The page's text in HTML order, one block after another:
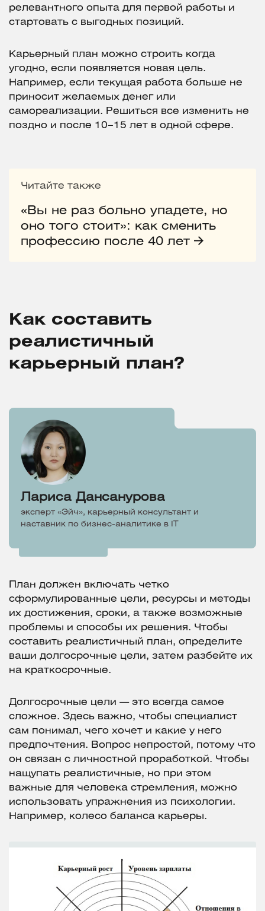
релевантного опыта для первой работы и
стартовать с выгодных позиций.
Карьерный план можно строить когда
угодно, если появляется новая цель.
Например, если текущая работа больше не
приносит желаемых денег или
самореализации. Решиться все изменить не
поздно и после 10–15 лет в одной сфере.
Читайте также
«Вы не раз больно упадете, но
оно того стоит»: как сменить
профессию после 40 лет
Как составить
реалистичный
карьерный план?
Лариса Дансанурова
эксперт «Эйч», карьерный консультант и
наставник по бизнес-аналитике в IT
План должен включать четко
сформулированные цели, ресурсы и методы
их достижения, сроки, а также возможные
проблемы и способы их решения. Чтобы
составить реалистичный план, определите
ваши долгосрочные цели, затем разбейте их
на краткосрочные.
Долгосрочные цели — это всегда самое
сложное. Здесь важно, чтобы специалист
сам понимал, чего хочет и какие у него
предпочтения. Вопрос непростой, потому что
он связан с личностной проработкой. Чтобы
нащупать реалистичные, но при этом
важные для человека стремления, можно
использовать упражнения из психологии.
Например, колесо баланса карьеры.